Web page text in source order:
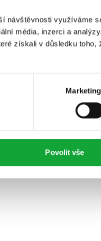
návštěvnosti využíváme
média, inzerci a
získali v důsledku toho,
Povolit vše